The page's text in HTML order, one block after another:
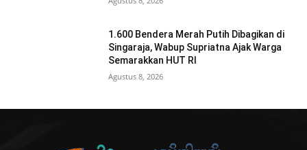
1.600 Bendera Merah Putih Dibagikan di
Singaraja, Wabup Supriatna Ajak Warga
Semarakkan HUT RI
Agustus 8, 2026